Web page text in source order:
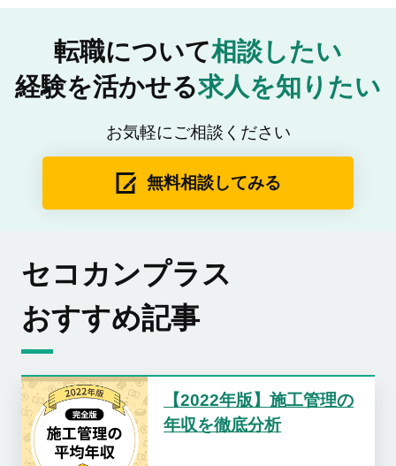
転職について相談したい
経験を活かせる求人を知りたい
お気軽にご相談ください
無料相談してみる
セコカンプラス
おすすめ記事
【2022年版】施工管理の
年収を徹底分析